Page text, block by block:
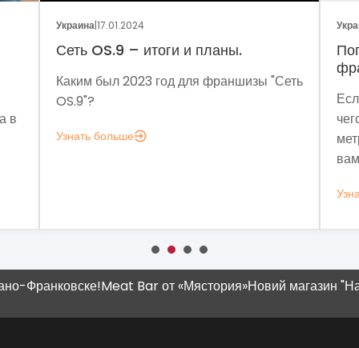
"Сеть
Украина
Поговорим о динамике рынка
Если задумались над вопросом «А для
метрик, которые помогут понять, зачем
Meat Bar от «Мястория»Новий магазин "Наш